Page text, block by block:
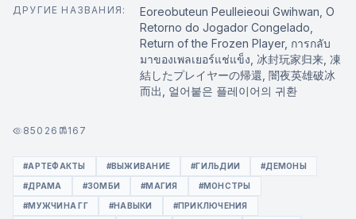
ДРУГИЕ НАЗВАНИЯ:
Eoreobuteun Peulleieoui Gwihwan, O
Retorno do Jogador Congelado,
Return of the Frozen Player, การกลับ
มาของเพลเยอร์แช่แข็ง, 冰封玩家归来, 凍
結したプレイヤーの帰還, 闇夜英雄破冰
而出, 얼어붙은 플레이어의 귀환
85026 167
#АРТЕФАКТЫ #ВЫЖИВАНИЕ #ГИЛЬДИИ #ДЕМОНЫ
#ДРАМА #ЗОМБИ #МАГИЯ #МОНСТРЫ
#МУЖЧИНА ГГ #НАВЫКИ #ПРИКЛЮЧЕНИЯ